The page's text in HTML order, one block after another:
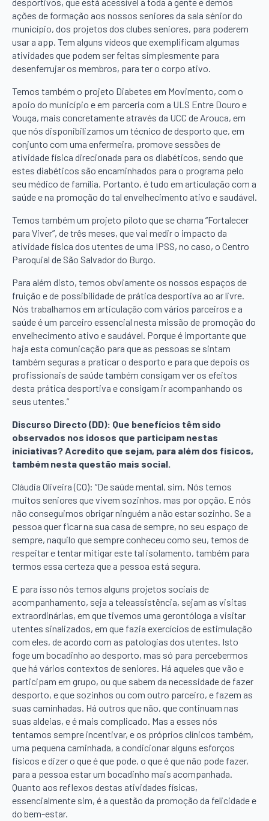
ações de formação aos nossos seniores da sala sénior do
município, dos projetos dos clubes seniores, para poderem
usar a app. Tem alguns vídeos que exemplificam algumas
atividades que podem ser feitas simplesmente para
desenferrujar os membros, para ter o corpo ativo.
Temos também o projeto Diabetes em Movimento, com o
apoio do município e em parceria com a ULS Entre Douro e
Vouga, mais concretamente através da UCC de Arouca, em
que nós disponibilizamos um técnico de desporto que, em
conjunto com uma enfermeira, promove sessões de
atividade física direcionada para os diabéticos, sendo que
estes diabéticos são encaminhados para o programa pelo
seu médico de família. Portanto, é tudo em articulação com a
saúde e na promoção do tal envelhecimento ativo e saudável.
Temos também um projeto piloto que se chama “Fortalecer
para Viver”, de três meses, que vai medir o impacto da
atividade física dos utentes de uma IPSS, no caso, o Centro
Paroquial de São Salvador do Burgo.
Para além disto, temos obviamente os nossos espaços de
fruição e de possibilidade de prática desportiva ao ar livre.
Nós trabalhamos em articulação com vários parceiros e a
saúde é um parceiro essencial nesta missão de promoção do
envelhecimento ativo e saudável. Porque é importante que
haja esta comunicação para que as pessoas se sintam
também seguras a praticar o desporto e para que depois os
profissionais de saúde também consigam ver os efeitos
desta prática desportiva e consigam ir acompanhando os
seus utentes.”
Discurso Directo (DD): Que benefícios têm sido
observados nos idosos que participam nestas
iniciativas? Acredito que sejam, para além dos físicos,
também nesta questão mais social.
Cláudia Oliveira (CO): “De saúde mental, sim. Nós temos
muitos seniores que vivem sozinhos, mas por opção. E nós
não conseguimos obrigar ninguém a não estar sozinho. Se a
pessoa quer ficar na sua casa de sempre, no seu espaço de
sempre, naquilo que sempre conheceu como seu, temos de
respeitar e tentar mitigar este tal isolamento, também para
termos essa certeza que a pessoa está segura.
E para isso nós temos alguns projetos sociais de
acompanhamento, seja a teleassistência, sejam as visitas
extraordinárias, em que tivemos uma gerontóloga a visitar
utentes sinalizados, em que fazia exercícios de estimulação
com eles, de acordo com as patologias dos utentes. Isto
foge um bocadinho ao desporto, mas só para percebermos
que há vários contextos de seniores. Há aqueles que vão e
participam em grupo, ou que sabem da necessidade de fazer
desporto, e que sozinhos ou com outro parceiro, e fazem as
suas caminhadas. Há outros que não, que continuam nas
suas aldeias, e é mais complicado. Mas a esses nós
tentamos sempre incentivar, e os próprios clínicos também,
uma pequena caminhada, a condicionar alguns esforços
físicos e dizer o que é que pode, o que é que não pode fazer,
para a pessoa estar um bocadinho mais acompanhada.
Quanto aos reflexos destas atividades físicas,
essencialmente sim, é a questão da promoção da felicidade e
do bem-estar.